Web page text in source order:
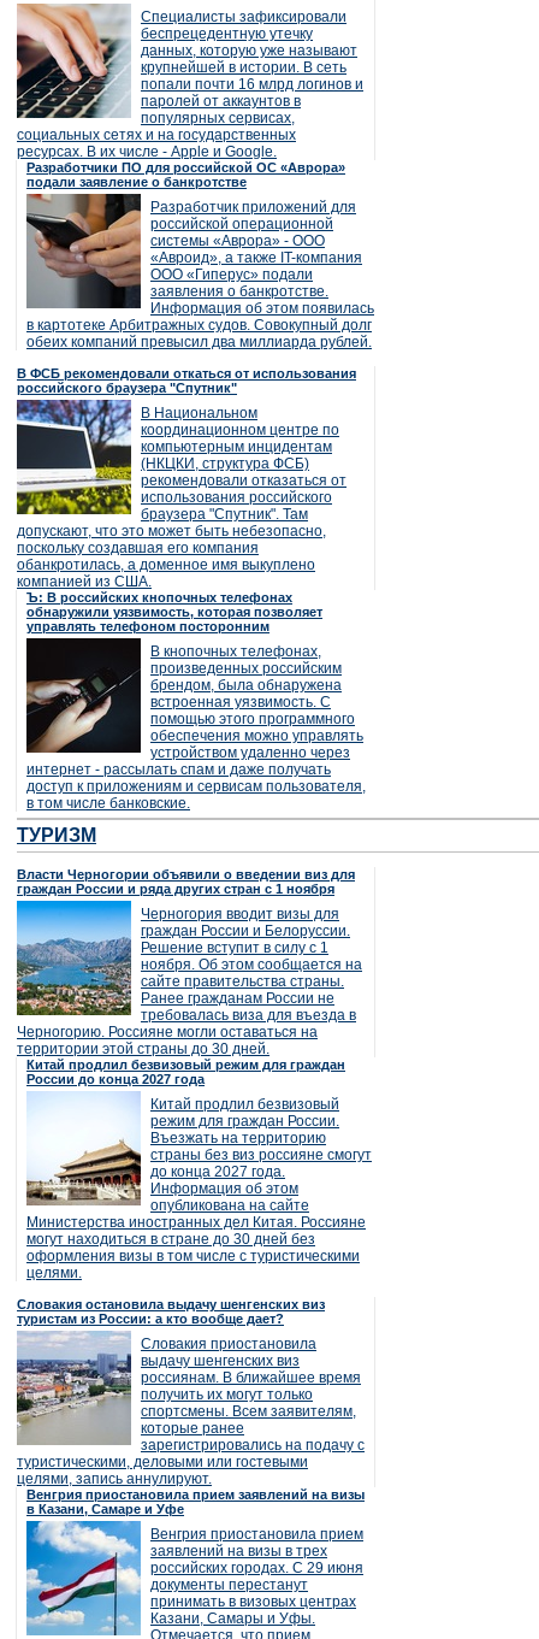
Специалисты зафиксировали
беспрецедентную утечку
данных, которую уже называют
крупнейшей в истории. В сеть
попали почти 16 млрд логинов и
паролей от аккаунтов в
популярных сервисах,
социальных сетях и на государственных
ресурсах. В их числе - Apple и Google.
Разработчики ПО для российской ОС «Аврора»
подали заявление о банкротстве
Разработчик приложений для
российской операционной
системы «Аврора» - ООО
«Авроид», а также IT-компания
ООО «Гиперус» подали
заявления о банкротстве.
Информация об этом появилась
в картотеке Арбитражных судов. Совокупный долг
обеих компаний превысил два миллиарда рублей.
В ФСБ рекомендовали откаться от использования
российского браузера "Спутник"
В Национальном
координационном центре по
компьютерным инцидентам
(НКЦКИ, структура ФСБ)
рекомендовали отказаться от
использования российского
браузера "Спутник". Там
допускают, что это может быть небезопасно,
поскольку создавшая его компания
обанкротилась, а доменное имя выкуплено
компанией из США.
Ъ: В российских кнопочных телефонах
обнаружили уязвимость, которая позволяет
управлять телефоном посторонним
В кнопочных телефонах,
произведенных российским
брендом, была обнаружена
встроенная уязвимость. С
помощью этого программного
обеспечения можно управлять
устройством удаленно через
интернет - рассылать спам и даже получать
доступ к приложениям и сервисам пользователя,
в том числе банковские.
ТУРИЗМ
Власти Черногории объявили о введении виз для
граждан России и ряда других стран с 1 ноября
Черногория вводит визы для
граждан России и Белоруссии.
Решение вступит в силу с 1
ноября. Об этом сообщается на
сайте правительства страны.
Ранее гражданам России не
требовалась виза для въезда в
Черногорию. Россияне могли оставаться на
территории этой страны до 30 дней.
Китай продлил безвизовый режим для граждан
России до конца 2027 года
Китай продлил безвизовый
режим для граждан России.
Въезжать на территорию
страны без виз россияне смогут
до конца 2027 года.
Информация об этом
опубликована на сайте
Министерства иностранных дел Китая. Россияне
могут находиться в стране до 30 дней без
оформления визы в том числе с туристическими
целями.
Словакия остановила выдачу шенгенских виз
туристам из России: а кто вообще дает?
Словакия приостановила
выдачу шенгенских виз
россиянам. В ближайшее время
получить их могут только
спортсмены. Всем заявителям,
которые ранее
зарегистрировались на подачу с
туристическими, деловыми или гостевыми
целями, запись аннулируют.
Венгрия приостановила прием заявлений на визы
в Казани, Самаре и Уфе
Венгрия приостановила прием
заявлений на визы в трех
российских городах. С 29 июня
документы перестанут
принимать в визовых центрах
Казани, Самары и Уфы.
Отмечается, что прием